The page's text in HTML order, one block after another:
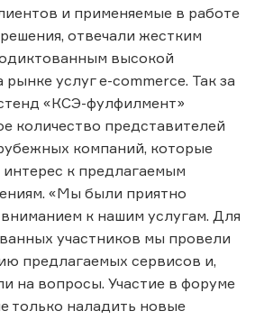
и применяемые в работе
отвечали жестким
высокой
услуг e-commerce. Так за
«КСЭ-фулфилмент»
количество представителей
компаний, которые
к предлагаемым
«Мы были приятно
к нашим услугам. Для
участников мы провели
предлагаемых сервисов и,
на вопросы. Участие в форуме
только наладить новые